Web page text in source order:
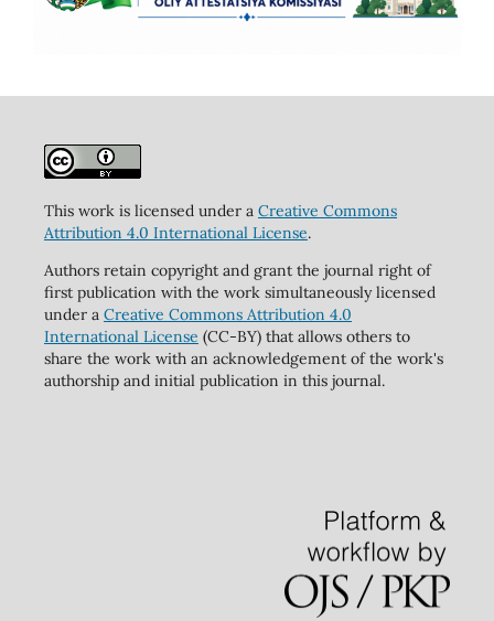
This work is licensed under a Creative Commons
Attribution 4.0 International License.
Authors retain copyright and grant the journal right of
first publication with the work simultaneously licensed
under a Creative Commons Attribution 4.0
International License (CC-BY) that allows others to
share the work with an acknowledgement of the work's
authorship and initial publication in this journal.